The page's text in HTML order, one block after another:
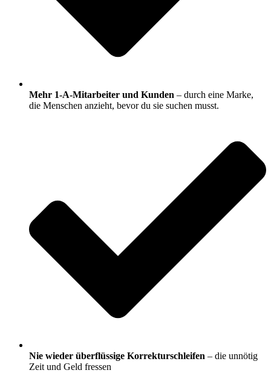
Mehr 1-A-Mitarbeiter und Kunden – durch eine Marke,
die Menschen anzieht, bevor du sie suchen musst.
Nie wieder überflüssige Korrekturschleifen – die unnötig
Zeit und Geld fressen